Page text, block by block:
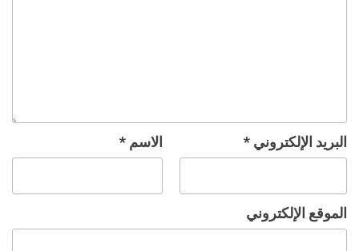
الاسم * البريد الإلكتروني *
الموقع الإلكتروني